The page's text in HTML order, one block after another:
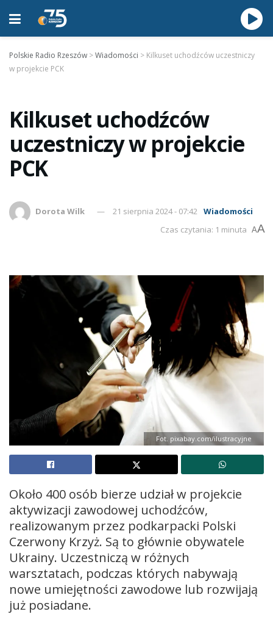
Polskie Radio Rzeszów >Wiadomości > Kilkuset uchodźców uczestniczy
w projekcie PCK
Kilkuset uchodźców
uczestniczy w projekcie
PCK
Dorota Wilk 21 sierpnia 2024 - 07:42 Wiadomości
Czas czytania: 1 minuta AA
Fot. pixabay.com/ilustracyjne
Około 400 osób bierze udział w projekcie
aktywizacji zawodowej uchodźców,
realizowanym przez podkarpacki Polski
Czerwony Krzyż. Są to głównie obywatele
Ukrainy. Uczestniczą w różnych
warsztatach, podczas których nabywają
nowe umiejętności zawodowe lub rozwijają
już posiadane.